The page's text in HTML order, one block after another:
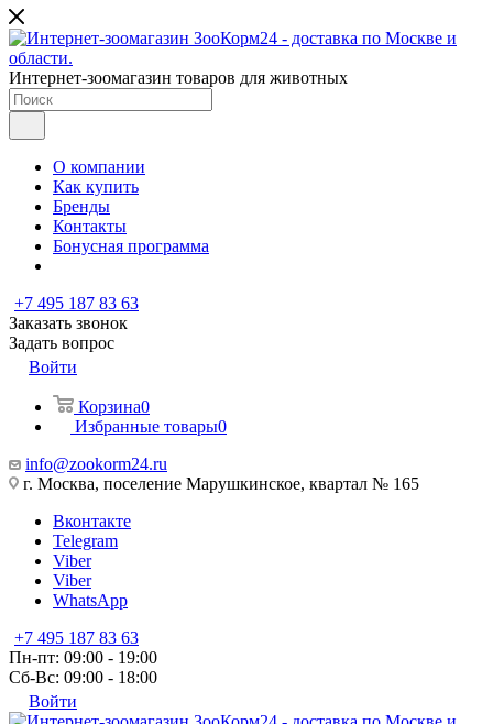
Интернет-зоомагазин товаров для животных
О компании
Как купить
Бренды
Контакты
Бонусная программа
+7 495 187 83 63
Заказать звонок
Задать вопрос
Войти
Корзина0
Избранные товары0
info@zookorm24.ru
г. Москва, поселение Марушкинское, квартал № 165
Вконтакте
Telegram
Viber
Viber
WhatsApp
+7 495 187 83 63
Пн-пт: 09:00 - 19:00
Сб-Вс: 09:00 - 18:00
Войти